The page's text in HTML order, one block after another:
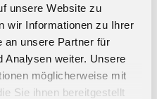
unsere Website zu
wir Informationen zu Ihrer
an unsere Partner für
Analysen weiter. Unsere
möglicherweise mit
Sie ihnen bereitgestellt
Str. 4, 76356 Weingarten,